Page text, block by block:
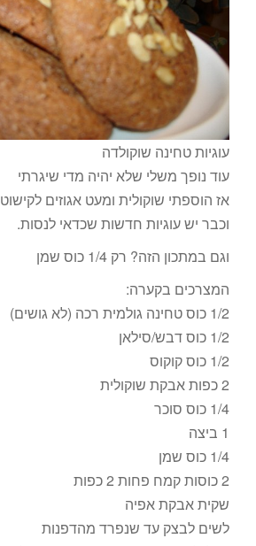
עוגיות טחינה שוקולדה
עוד נופך משלי שלא יהיה מדי שיגרתי
אז הוספתי שוקולית ומעט אגוזים לקישוט
וכבר יש עוגיות חדשות שכדאי לנסות.
וגם במתכון הזה? רק 1/4 כוס שמן
המצרכים בקערה:
1/2 כוס טחינה גולמית רכה (לא גושים)
1/2 כוס דבש/סילאן
1/2 כוס קוקוס
2 כפות אבקת שוקולית
1/4 כוס סוכר
1 ביצה
1/4 כוס שמן
2 כוסות קמח פחות 2 כפות
שקית אבקת אפיה
לשים לבצק עד שנפרד מהדפנות